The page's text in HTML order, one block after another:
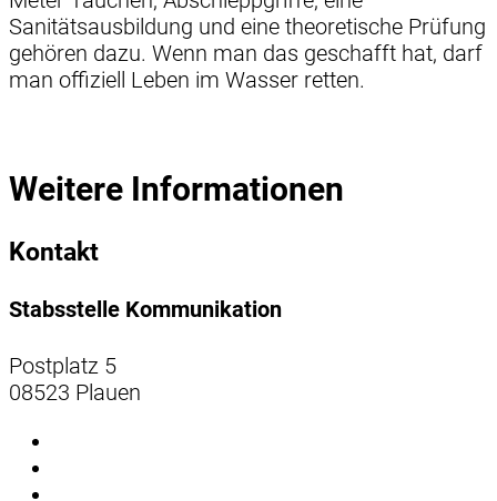
Sanitätsausbildung und eine theoretische Prüfung
gehören dazu. Wenn man das geschafft hat, darf
man offiziell Leben im Wasser retten.
Weitere Informationen
Kontakt
Stabsstelle Kommunikation
Postplatz 5
08523 Plauen